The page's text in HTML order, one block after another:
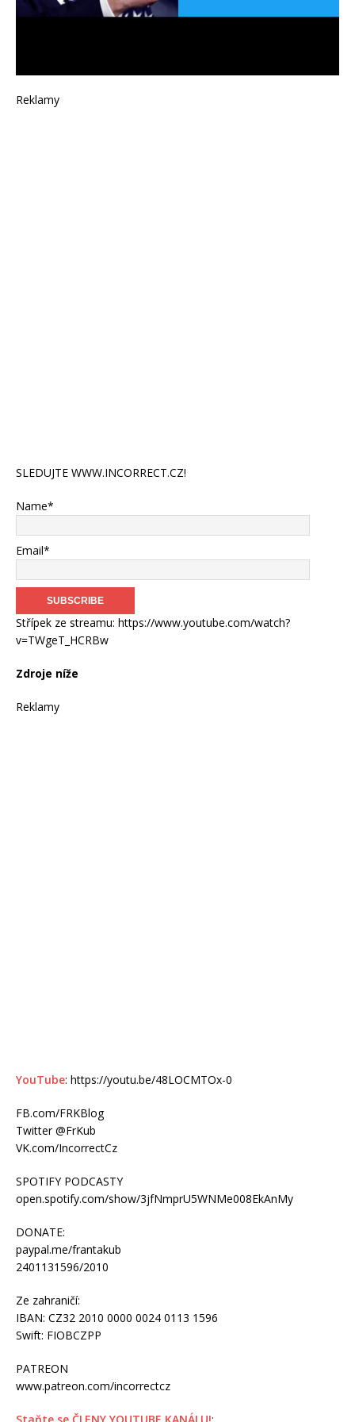
Reklamy
SLEDUJTE WWW.INCORRECT.CZ!
Name*
Email*
Střípek ze streamu: https://www.youtube.com/watch?
v=TWgeT_HCRBw
Zdroje níže
Reklamy
YouTube: https://youtu.be/48LOCMTOx-0
FB.com/FRKBlog
Twitter @FrKub
VK.com/IncorrectCz
SPOTIFY PODCASTY
open.spotify.com/show/3jfNmprU5WNMe008EkAnMy
DONATE:
paypal.me/frantakub
2401131596/2010
Ze zahraničí:
IBAN: CZ32 2010 0000 0024 0113 1596
Swift: FIOBCZPP
PATREON
www.patreon.com/incorrectcz